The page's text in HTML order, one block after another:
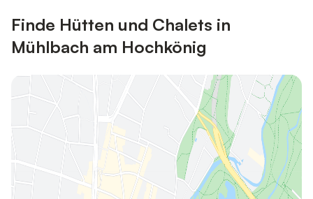
Finde Hütten und Chalets in
Mühlbach am Hochkönig